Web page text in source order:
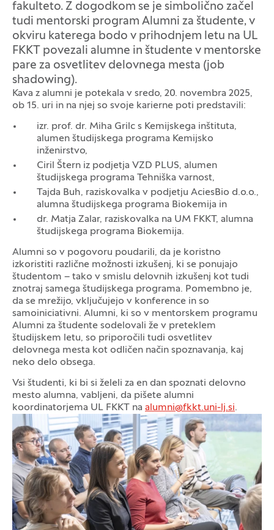
fakulteto. Z dogodkom se je simbolično začel
tudi mentorski program Alumni za študente, v
okviru katerega bodo v prihodnjem letu na UL
FKKT povezali alumne in študente v mentorske
pare za osvetlitev delovnega mesta (job
shadowing).
Kava z alumni je potekala v sredo, 20. novembra 2025,
ob 15. uri in na njej so svoje karierne poti predstavili:
izr. prof. dr. Miha Grilc s Kemijskega inštituta,
alumen študijskega programa Kemijsko
inženirstvo,
Ciril Štern iz podjetja VZD PLUS, alumen
študijskega programa Tehniška varnost,
Tajda Buh, raziskovalka v podjetju AciesBio d.o.o.,
alumna študijskega programa Biokemija in
dr. Matja Zalar, raziskovalka na UM FKKT, alumna
študijskega programa Biokemija.
Alumni so v pogovoru poudarili, da je koristno
izkoristiti različne možnosti izkušenj, ki se ponujajo
študentom – tako v smislu delovnih izkušenj kot tudi
znotraj samega študijskega programa. Pomembno je,
da se mrežijo, vključujejo v konference in so
samoiniciativni. Alumni, ki so v mentorskem programu
Alumni za študente sodelovali že v preteklem
študijskem letu, so priporočili tudi osvetlitev
delovnega mesta kot odličen način spoznavanja, kaj
neko delo obsega.
Vsi študenti, ki bi si želeli za en dan spoznati delovno
mesto alumna, vabljeni, da pišete alumni
koordinatorjema UL FKKT na alumni@fkkt.uni-lj.si.
Galerija fotografij